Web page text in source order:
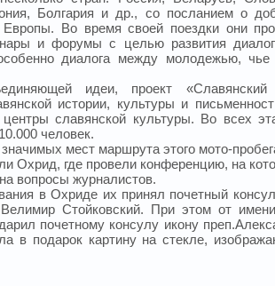
Болгария и др., со посланием о
Во время своей поездки они
и форумы с целью развития
диалога между молодежью,
идеи, проект
истории, культуры и
славянской культуры. Во всех
человек.
мест маршрута этого мото-
Охрид, где провели конференцию, на
вопросы журналистов.
в Охриде их принял почетный
Стойковский. При этом от имени
почетному консулу икону
в подарок картину на стекле,